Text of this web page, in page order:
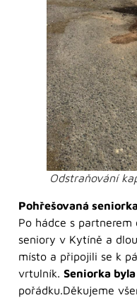
Odstraňování
Pohřešovaná seniorka
Po hádce s partnerem
seniory v Kytíně a
místo a připojili se k
vrtulník. Seniorka
pořádku.Děkujeme